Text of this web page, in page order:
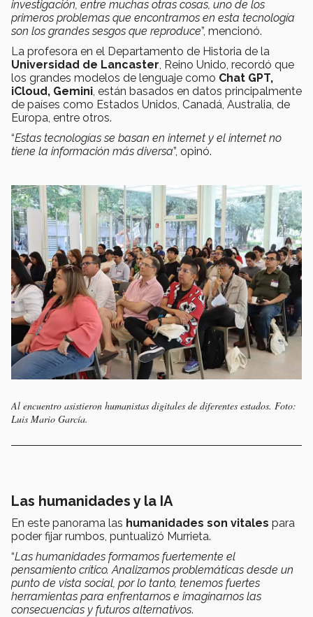
investigación, entre muchas otras cosas, uno de los
primeros problemas que encontramos en esta tecnología
son los grandes sesgos que reproduce”, mencionó.
La profesora en el Departamento de Historia de la
Universidad de Lancaster, Reino Unido, recordó que
los grandes modelos de lenguaje como Chat GPT,
iCloud, Gemini, están basados en datos principalmente
de países como Estados Unidos, Canadá, Australia, de
Europa, entre otros.
“Estas tecnologías se basan en internet y el internet no
tiene la información más diversa”, opinó.
Al encuentro asistieron humanistas digitales de diferentes estados. Foto:
Luis Mario García.
Las humanidades y la IA
En este panorama las humanidades son vitales para
poder fijar rumbos, puntualizó Murrieta.
“Las humanidades formamos fuertemente el
pensamiento crítico. Analizamos problemáticas desde un
punto de vista social, por lo tanto, tenemos fuertes
herramientas para enfrentarnos e imaginarnos las
consecuencias y futuros alternativos.